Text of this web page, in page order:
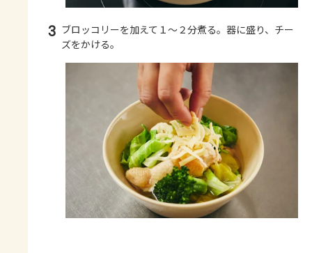
3 ブロッコリーを加えて１～２分煮る。器に盛り、チー
ズをかける。